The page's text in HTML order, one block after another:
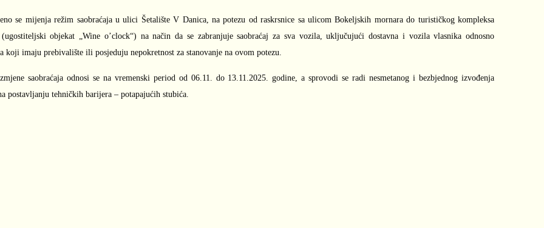
se mijenja režim saobraćaja u ulici Šetalište V Danica, na potezu od raskrsnice sa ulicom Bokeljskih mornara do turističkog kompleksa
objekat „Wine o’clock“) na način da se zabranjuje saobraćaj za sva vozila, uključujući dostavna i vozila vlasnika odnosno
koji imaju prebivalište ili posjeduju nepokretnost za stanovanje na ovom potezu.
saobraćaja odnosi se na vremenski period od 06.11. do 13.11.2025. godine, a sprovodi se radi nesmetanog i bezbjednog izvođenja
postavljanju tehničkih barijera – potapajućih stubića.